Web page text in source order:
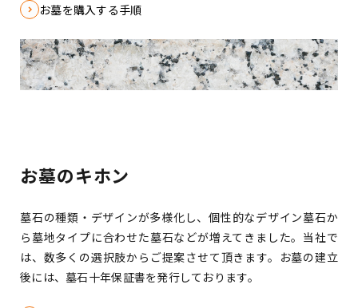
お墓を購入する手順
お墓のキホン
墓石の種類・デザインが多様化し、個性的なデザイン墓石か
ら墓地タイプに合わせた墓石などが増えてきました。 当社で
は、数多くの選択肢からご提案させて頂きます。お墓の建立
後には、墓石十年保証書を発行しております。